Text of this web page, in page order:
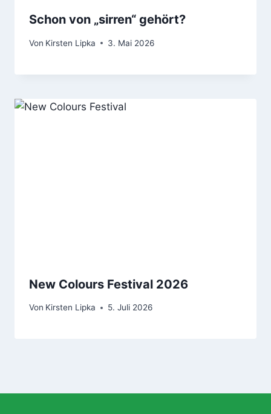
Schon von „sirren“ gehört?
Von Kirsten Lipka 3. Mai 2026
New Colours Festival 2026
Von Kirsten Lipka 5. Juli 2026